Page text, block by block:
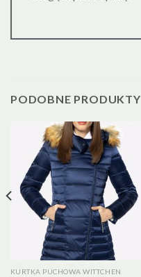
PODOBNE PRODUKTY
KURTKA PUCHOWA WITTCHEN